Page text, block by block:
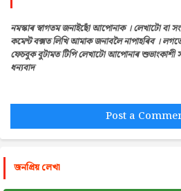
নমস্কাৰ স্বাগতম জনাইছোঁ আপোনাক । লেখাটো বা
কমেন্ট বক্সত লিখি আমাক জনাবলৈ নাপাহৰিব ।
ফেচবুক বুটামত টিপি লেখাটো আপোনাৰ শুভাংকাশী
ধন্যবাদ
Post a
জনপ্রিয় লেখা